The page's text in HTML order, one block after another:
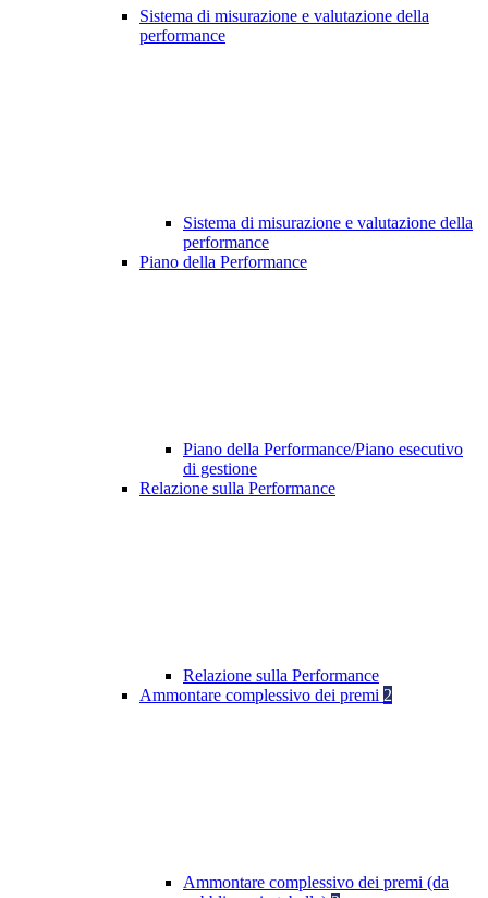
Sistema di misurazione e valutazione della
performance
Sistema di misurazione e valutazione della
performance
Piano della Performance
Piano della Performance/Piano esecutivo
di gestione
Relazione sulla Performance
Relazione sulla Performance
Ammontare complessivo dei premi 2
Ammontare complessivo dei premi (da